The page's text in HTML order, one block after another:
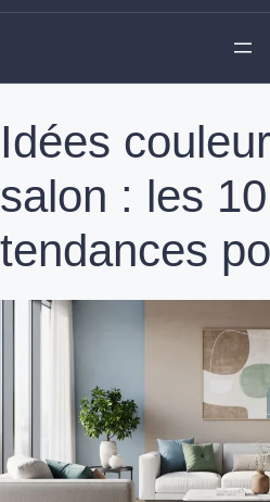
Idées
salon : les
tendances